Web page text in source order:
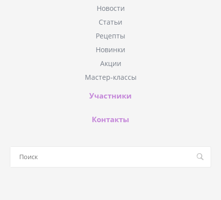
Новости
Статьи
Рецепты
Новинки
Акции
Мастер-классы
Участники
Контакты